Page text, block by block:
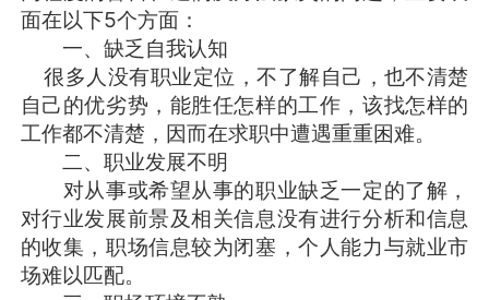
面在以下5个方面：
一、缺乏自我认知
很多人没有职业定位，不了解自己，也不清楚
自己的优劣势，能胜任怎样的工作，该找怎样的
工作都不清楚，因而在求职中遭遇重重困难。
二、职业发展不明
对从事或希望从事的职业缺乏一定的了解，
对行业发展前景及相关信息没有进行分析和信息
的收集，职场信息较为闭塞，个人能力与就业市
场难以匹配。